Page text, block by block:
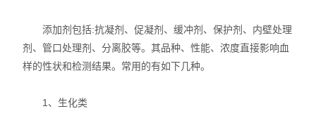
添加剂包括:抗凝剂、促凝剂、缓冲剂、保护剂、内壁处理
剂、管口处理剂、分离胶等。其品种、性能、浓度直接影响血
样的性状和检测结果。常用的有如下几种。
1、生化类